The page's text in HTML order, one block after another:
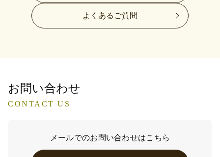
よくあるご質問
お問い合わせ
CONTACT US
メールでのお問い合わせはこちら